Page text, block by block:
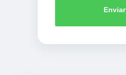
Enviar